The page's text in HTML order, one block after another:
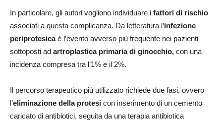
In particolare, gli autori vogliono individuare i fattori di rischio
associati a questa complicanza. Da letteratura l’infezione
periprotesicaè l’evento avverso più frequente nei pazienti
sottoposti ad artroplastica primaria di ginocchio, con una
incidenza compresa tra l’1% e il 2%.
Il percorso terapeutico più utilizzato richiede due fasi, ovvero
l’eliminazione della protesi con inserimento di un cemento
caricato di antibiotici, seguita da una terapia antibiotica